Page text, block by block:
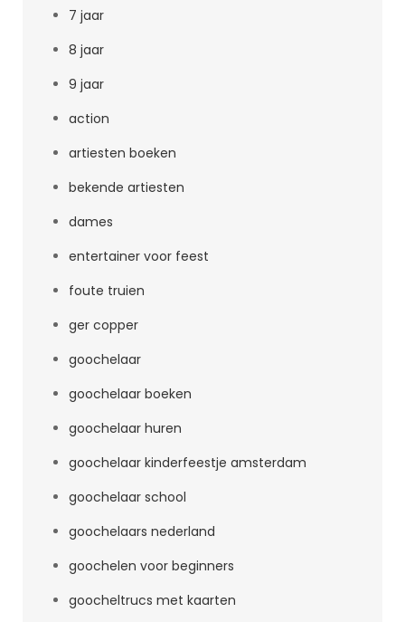
7 jaar
8 jaar
9 jaar
action
artiesten boeken
bekende artiesten
dames
entertainer voor feest
foute truien
ger copper
goochelaar
goochelaar boeken
goochelaar huren
goochelaar kinderfeestje amsterdam
goochelaar school
goochelaars nederland
goochelen voor beginners
goocheltrucs met kaarten